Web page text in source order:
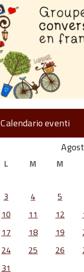
Calendario eventi
L M M
3
4 5
10
11 12
17
18 19
24
25 26
31